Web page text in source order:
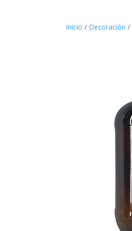
Inicio / Decoración /